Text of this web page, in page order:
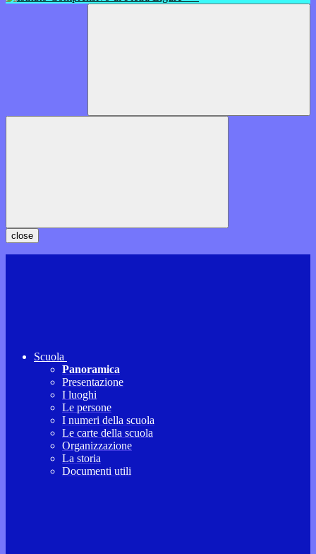
close
Scuola
Panoramica
Presentazione
I luoghi
Le persone
I numeri della scuola
Le carte della scuola
Organizzazione
La storia
Documenti utili